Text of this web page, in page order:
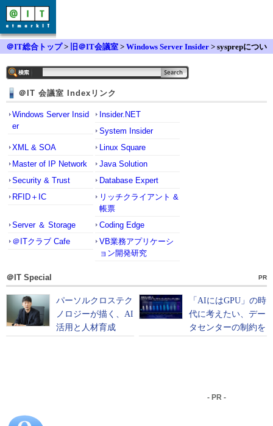
＠IT総合トップ> 旧＠IT会議室 > Windows Server Insider > sysprepについ
＠IT 会議室 Indexリンク
Windows Server Insid
er
Insider.NET
System Insider
XML & SOA
Linux Square
Master of IP Network
Java Solution
Security & Trust
Database Expert
RFID＋IC
リッチクライアント &
帳票
Server ＆ Storage
Coding Edge
＠ITクラブ Cafe
VB業務アプリケーシ
ョン開発研究
＠IT Special PR
- PR -